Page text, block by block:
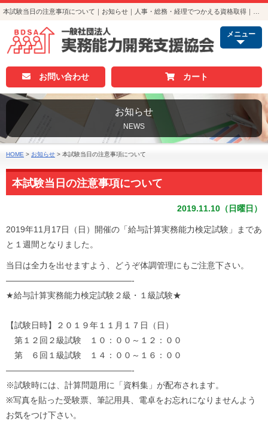
メニュー
お問い合わせ カート
お知らせ
NEWS
HOME > お知らせ > 本試験当日の注意事項について
本試験当日の注意事項について
2019.11.10（日曜日）
2019年11月17日（日）開催の「給与計算実務能力検定試験」まであ
と１週間となりました。
当日は全力を出せますよう、どうぞ体調管理にもご注意下さい。
———————————————-
★給与計算実務能力検定試験 ２級・１級試験★
【試験日時】２０１９年１１月１７日（日）
第１２回２級試験 １０：００～１２：００
第 ６回１級試験 １４：００～１６：００
———————————————-
※試験時には、計算問題用に「資料集」が配布されます。
※写真を貼った受験票、筆記用具、電卓をお忘れになりませんよう
お気をつけ下さい。